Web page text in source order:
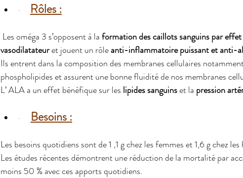
· Rôles :
Les oméga 3 s’opposent à la formation des caillots sanguins par
vasodilatateur et jouent un rôle anti-inflammatoire puissant et anti-
Ils entrent dans la composition des membranes cellulaires
phospholipides et assurent une bonne fluidité de nos membranes
L’ ALA a un effet bénéfique sur les lipides sanguins et la pression
· Besoins :
Les besoins quotidiens sont de 1 ,1 g chez les femmes et 1,6 g chez
Les études récentes démontrent une réduction de la mortalité par
moins 50 % avec ces apports quotidiens.